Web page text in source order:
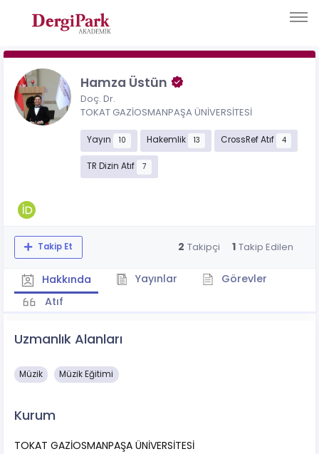
Hamza Üstün
Doç. Dr.
TOKAT GAZİOSMANPAŞA ÜNİVERSİTESİ
Yayın 10 Hakemlik 13 CrossRef Atıf 4
TR Dizin Atıf 7
Takip Et 2 Takipçi 1 Takip Edilen
Hakkında Yayınlar
Görevler
Atıf
Uzmanlık Alanları
Müzik Müzik Eğitimi
Kurum
TOKAT GAZİOSMANPAŞA ÜNİVERSİTESİ